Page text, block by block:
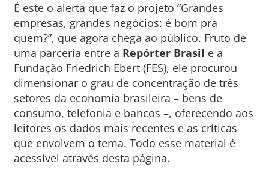
É este o alerta que faz o projeto “Grandes
empresas, grandes negócios: é bom pra
quem?”, que agora chega ao público. Fruto de
uma parceria entre a Repórter Brasil e a
Fundação Friedrich Ebert (FES), ele procurou
dimensionar o grau de concentração de três
setores da economia brasileira – bens de
consumo, telefonia e bancos –, oferecendo aos
leitores os dados mais recentes e as críticas
que envolvem o tema. Todo esse material é
acessível através desta página.